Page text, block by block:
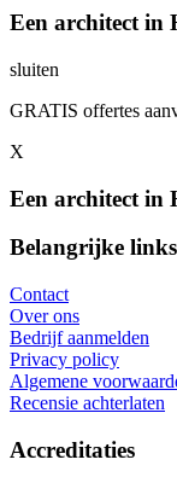
Een architect in
sluiten
GRATIS offertes
X
Een architect in
Belangrijke links
Contact
Over ons
Bedrijf aanmelden
Privacy policy
Algemene
Recensie achterlaten
Accreditaties